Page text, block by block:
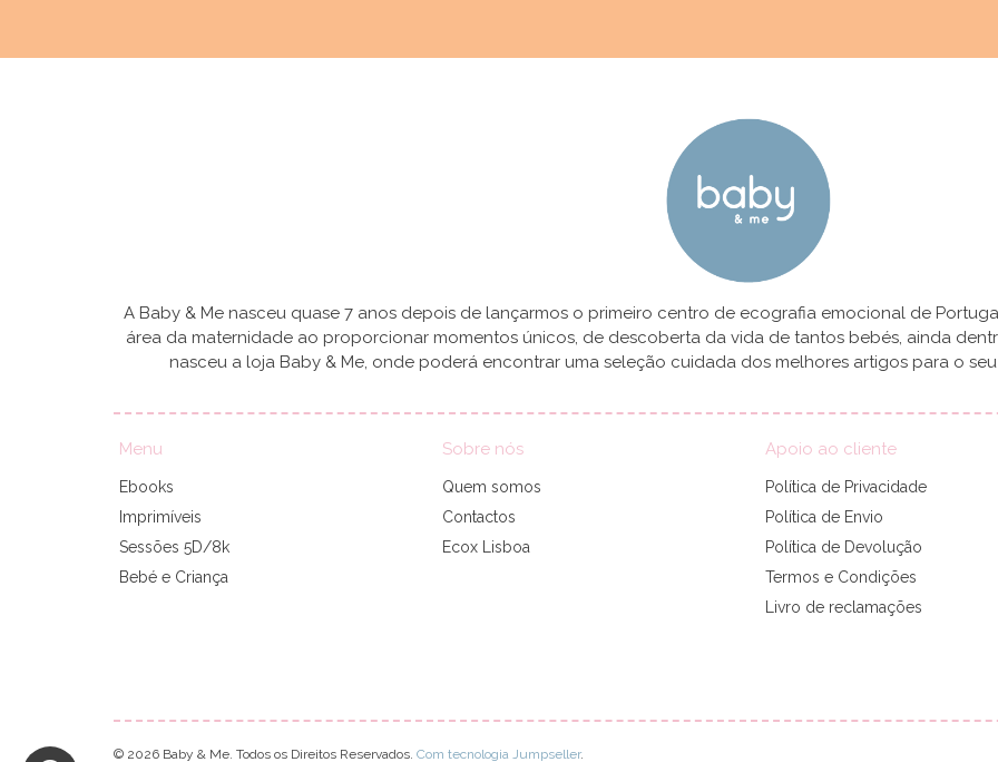
A Baby & Me nasceu quase 7 anos depois de lançarmos o primeiro centro de ecografia emocional de
área da maternidade ao proporcionar momentos únicos, de descoberta da vida de tantos bebés, ainda
nasceu a loja Baby & Me, onde poderá encontrar uma seleção cuidada dos melhores artigos para o
Menu
Ebooks
Imprimíveis
Sessões 5D/8k
Bebé e Criança
Sobre nós
Quem somos
Contactos
Ecox Lisboa
Apoio ao cliente
Política de Privacidade
Política de Envio
Política de Devolução
Termos e Condições
Livro de reclamações
© 2026 Baby & Me. Todos os Direitos Reservados. Com tecnologia Jumpseller.